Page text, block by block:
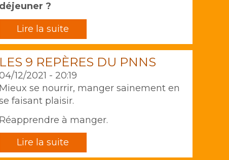
déjeuner ?
Lire la suite
LES 9 REPÈRES DU PNNS
12/2021 - 20:19
Mieux se nourrir, manger sainement en
faisant plaisir.
Réapprendre à manger.
Lire la suite